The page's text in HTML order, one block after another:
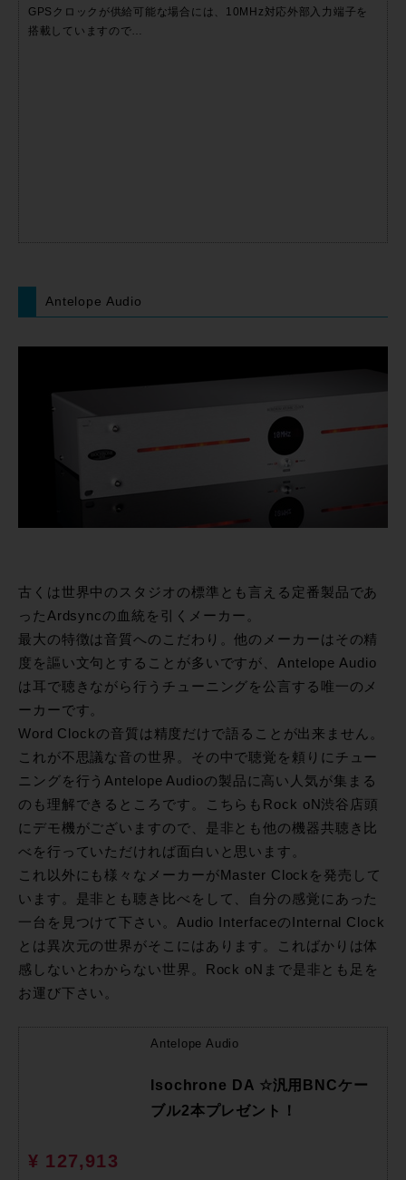
GPSクロックが供給可能な場合には、10MHz対応外部入力端子を
搭載していますので…
Antelope Audio
古くは世界中のスタジオの標準とも言える定番製品であ
ったArdsyncの血統を引くメーカー。
最大の特徴は音質へのこだわり。他のメーカーはその精
度を謳い文句とすることが多いですが、Antelope Audio
は耳で聴きながら行うチューニングを公言する唯一のメ
ーカーです。
Word Clockの音質は精度だけで語ることが出来ません。
これが不思議な音の世界。その中で聴覚を頼りにチュー
ニングを行うAntelope Audioの製品に高い人気が集まる
のも理解できるところです。こちらもRock oN渋谷店頭
にデモ機がございますので、是非とも他の機器共聴き比
べを行っていただければ面白いと思います。
これ以外にも様々なメーカーがMaster Clockを発売して
います。是非とも聴き比べをして、自分の感覚にあった
一台を見つけて下さい。Audio InterfaceのInternal Clock
とは異次元の世界がそこにはあります。こればかりは体
感しないとわからない世界。Rock oNまで是非とも足を
お運び下さい。
Antelope Audio
Isochrone DA ☆汎用BNCケー
ブル2本プレゼント！
¥ 127,913